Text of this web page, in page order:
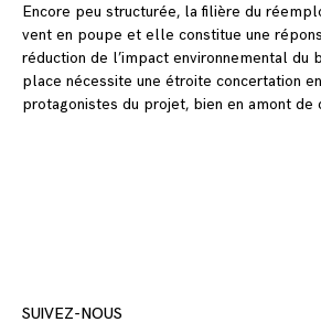
Encore peu structurée, la filière du
vent en poupe et elle constitue une
réduction de l’impact environnemental du
place nécessite une étroite concertation
protagonistes du projet, bien en amont de
SUIVEZ-NOUS